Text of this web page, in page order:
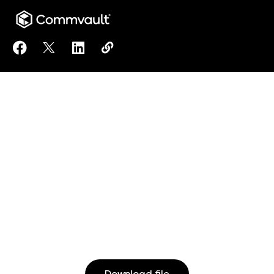
Share Allineamento dei piani di protezione e
Share Allineamento dei piani di protezione e
Share Allineamento dei piani di
Copy Allineamento dei piani di
https://www.commvault.com/